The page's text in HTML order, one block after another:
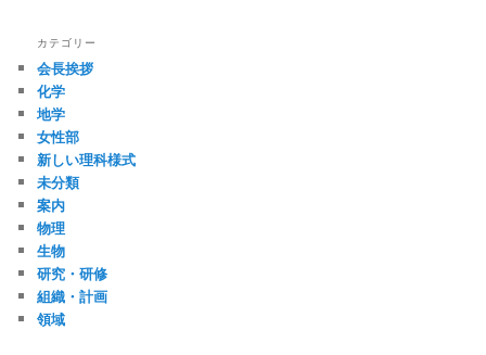
カテゴリー
会長挨拶
化学
地学
女性部
新しい理科様式
未分類
案内
物理
生物
研究・研修
組織・計画
領域